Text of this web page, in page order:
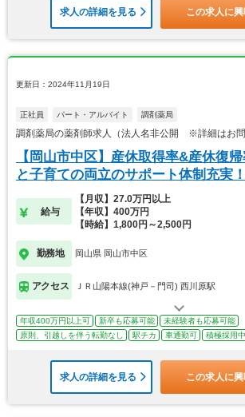
求人の詳細を見る この求人に
更新日：2024年11月19日
正社員 パート・アルバイト 調剤薬局
調剤薬局の薬剤師求人（法人名非公開 ※詳細はお問
【岡山市中区】産休取得率&産休復
と子育ての両立のサポート体制充実！
給与
【月収】27.0万円以上
【年収】400万円
【時給】1,800円～2,500円
勤務地 岡山県 岡山市中区
アクセス ＪＲ山陽本線(神戸－門司) 西川原駅
年収400万円以上可 新卒も応募可能
未経験者も応募可能
原則、引越しを伴う転勤なし
駅チカ 車通勤可 積極採用中
求人の詳細を見る この求人に